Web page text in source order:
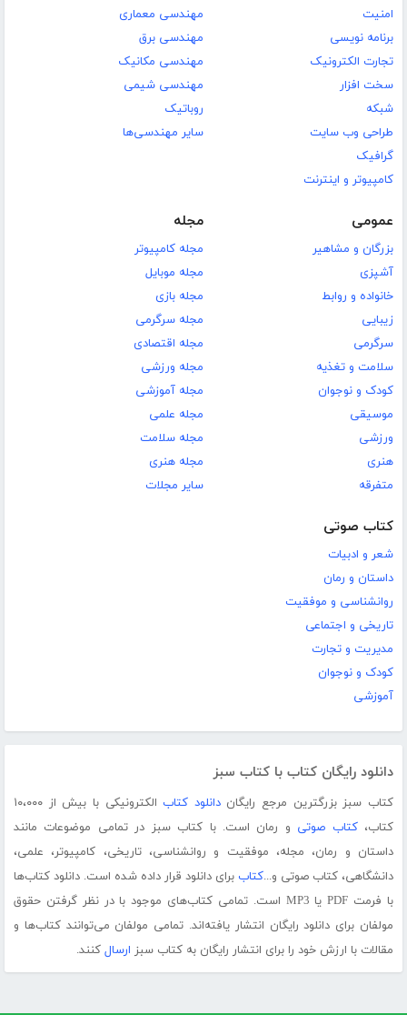
امنیت
برنامه نویسی
تجارت الکترونیک
سخت افزار
شبکه
طراحی وب سایت
گرافیک
کامپیوتر و اینترنت
مهندسی معماری
مهندسی برق
مهندسی مکانیک
مهندسی شیمی
روباتیک
سایر مهندسی‌ها
عمومی
بزرگان و مشاهیر
آشپزی
خانواده و روابط
زیبایی
سرگرمی
سلامت و تغذیه
کودک و نوجوان
موسیقی
ورزشی
هنری
متفرقه
مجله
مجله کامپیوتر
مجله موبایل
مجله بازی
مجله سرگرمی
مجله اقتصادی
مجله ورزشی
مجله آموزشی
مجله علمی
مجله سلامت
مجله هنری
سایر مجلات
کتاب صوتی
شعر و ادبیات
داستان و رمان
روانشناسی و موفقیت
تاریخی و اجتماعی
مدیریت و تجارت
کودک و نوجوان
آموزشی
دانلود رایگان کتاب با کتاب سبز
کتاب سبز بزرگترین مرجع رایگاندانلود کتاب
الکترونیکی با بیش از ۱۰،۰۰۰
کتاب،کتاب صوتی و رمان است. با کتاب سبز در تمامی موضوعات مانند
داستان و رمان، مجله، موفقیت و روانشناسی، تاریخی، کامپیوتر، علمی،
دانشگاهی، کتاب صوتی و...کتاب برای دانلود قرار داده شده است. دانلود کتاب‌ها
با فرمت PDF یا MP3 است. تمامی کتاب‌های موجود با در نظر گرفتن حقوق
مولفان برای دانلود رایگان انتشار یافته‌اند. تمامی مولفان می‌توانند کتاب‌ها و
مقالات با ارزش خود را برای انتشار رایگان به کتاب سبز ارسال کنند.